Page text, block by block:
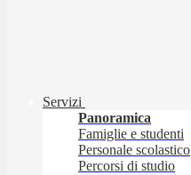
Servizi
Panoramica
Famiglie e studenti
Personale scolastico
Percorsi di studio